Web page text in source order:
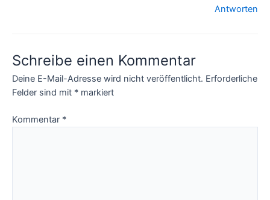
Antworten
Schreibe einen Kommentar
Deine E-Mail-Adresse wird nicht veröffentlicht. Erforderliche
Felder sind mit * markiert
Kommentar *